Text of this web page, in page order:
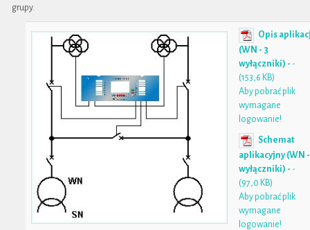
grupy.
Opis
(WN - 3
wyłączniki) - -
(153,6 KB)
Aby pobrać plik
wymagane
logowanie!
Schemat
aplikacyjny (WN
wyłączniki) - -
(97,0 KB)
Aby pobrać plik
wymagane
logowanie!